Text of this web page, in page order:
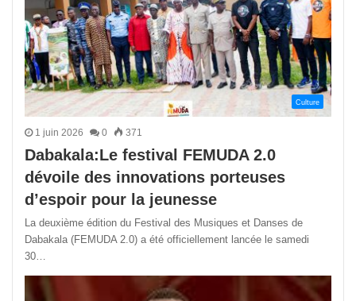
Culture
1 juin 2026 0 371
Dabakala:Le festival FEMUDA 2.0
dévoile des innovations porteuses
d’espoir pour la jeunesse
La deuxième édition du Festival des Musiques et Danses de
Dabakala (FEMUDA 2.0) a été officiellement lancée le samedi
30…